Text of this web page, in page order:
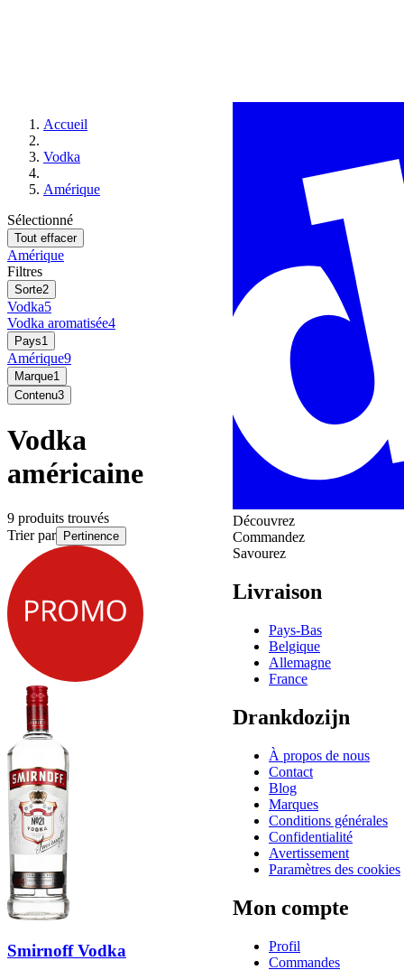
Accueil
Vodka
Amérique
Sélectionné
Tout effacer
Amérique
Filtres
Sorte2
Vodka5
Vodka aromatisée4
Pays1
Amérique9
Marque1
Contenu3
Vodka
américaine
9 produits trouvés
Trier par
Pertinence
Smirnoff Vodka
Découvrez
Commandez
Savourez
Livraison
Pays-Bas
Belgique
Allemagne
France
Drankdozijn
À propos de nous
Contact
Blog
Marques
Conditions générales
Confidentialité
Avertissement
Paramètres des cookies
Mon compte
Profil
Commandes